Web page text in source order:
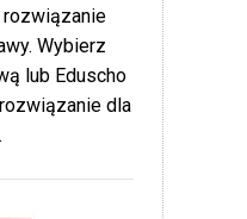
rozwiązanie
Wybierz
lub Eduscho
dla